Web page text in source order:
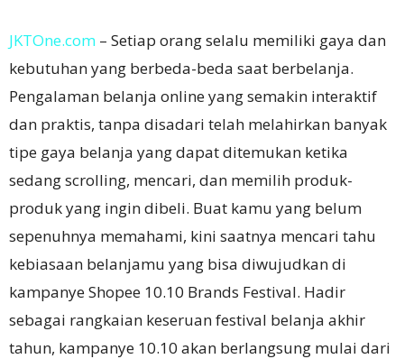
JKTOne.com – Setiap orang selalu memiliki gaya dan
kebutuhan yang berbeda-beda saat berbelanja.
Pengalaman belanja online yang semakin interaktif
dan praktis, tanpa disadari telah melahirkan banyak
tipe gaya belanja yang dapat ditemukan ketika
sedang scrolling, mencari, dan memilih produk-
produk yang ingin dibeli. Buat kamu yang belum
sepenuhnya memahami, kini saatnya mencari tahu
kebiasaan belanjamu yang bisa diwujudkan di
kampanye Shopee 10.10 Brands Festival. Hadir
sebagai rangkaian keseruan festival belanja akhir
tahun, kampanye 10.10 akan berlangsung mulai dari